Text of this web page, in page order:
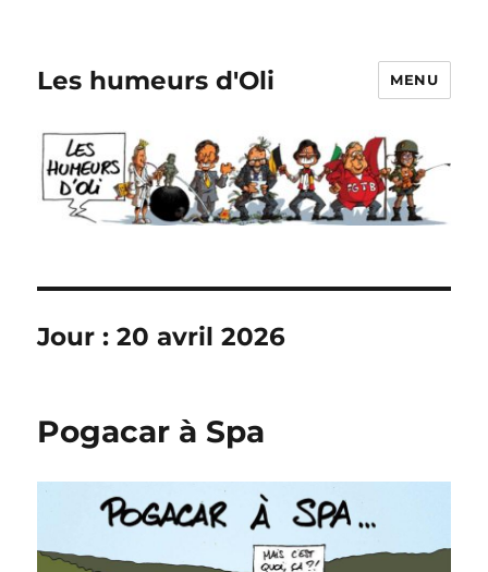
Les humeurs d'Oli MENU
Jour :20 avril 2026
Pogacar à Spa